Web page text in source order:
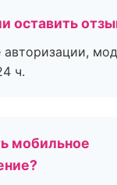
оставить
авторизации,
ч.
мобильное